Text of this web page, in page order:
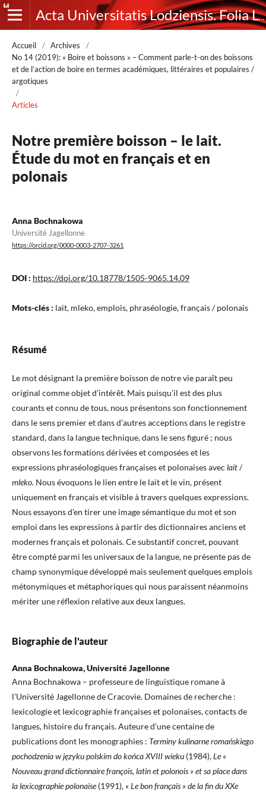
Acta Universitatis Lodziensis. Folia Litteraria Romanica
Accueil / Archives
/
No 14 (2019): « Boire et boissons » – Comment parle-t-on des boissons
et de l’action de boire en termes académiques, littéraires et populaires /
argotiques
/
Articles
Notre première boisson – le lait.
Étude du mot en français et en
polonais
Anna Bochnakowa
Université Jagellonne
https://orcid.org/0000-0003-2707-3261
DOI : https://doi.org/10.18778/1505-9065.14.09
Mots-clés : lait, mleko, emplois, phraséologie, français / polonais
Résumé
Le mot désignant la première boisson de notre vie paraît peu
original comme objet d’intérêt. Mais puisqu’il est des plus
courants et connu de tous, nous présentons son fonctionnement
dans le sens premier et dans d’autres acceptions dans le registre
standard, dans la langue technique, dans le sens figuré ; nous
observons les formations dérivées et composées et les
expressions phraséologiques françaises et polonaises avec lait/
mleko. Nous évoquons le lien entre le lait et le vin, présent
uniquement en français et visible à travers quelques expressions.
Nous essayons d’en tirer une image sémantique du mot et son
emploi dans les expressions à partir des dictionnaires anciens et
modernes français et polonais. Ce substantif concret, pouvant
être compté parmi les universaux de la langue, ne présente pas de
champ synonymique développé mais seulement quelques emplois
métonymiques et métaphoriques qui nous paraissent néanmoins
mériter une réflexion relative aux deux langues.
Biographie de l'auteur
Anna Bochnakowa, Université Jagellonne
Anna Bochnakowa – professeure de linguistique romane à
l’Université Jagellonne de Cracovie. Domaines de recherche :
lexicologie et lexicographie françaises et polonaises, contacts de
langues, histoire du français. Auteure d’une centaine de
publications dont les monographies : Terminy kulinarne romańskiego
pochodzenia w języku polskim do końca XVIII wieku (1984),Le «
Nouveau grand dictionnaire françois, latin et polonois » et sa place dans
la lexicographie polonaise(1991), « Le bon français » de la fin du XXe